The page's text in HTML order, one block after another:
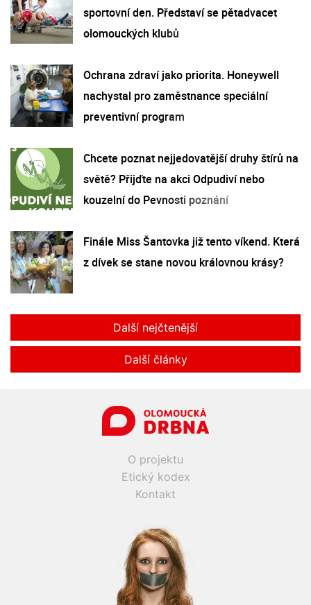
sportovní den. Představí se pětadvacet
olomouckých klubů
Ochrana zdraví jako priorita. Honeywell
nachystal pro zaměstnance speciální
preventivní program
Chcete poznat nejjedovatější druhy štírů na
světě? Přijďte na akci Odpudiví nebo
kouzelní do Pevnosti poznání
Finále Miss Šantovka již tento víkend. Která
z dívek se stane novou královnou krásy?
Další nejčtenější
Další články
O projektu
Etický kodex
Kontakt